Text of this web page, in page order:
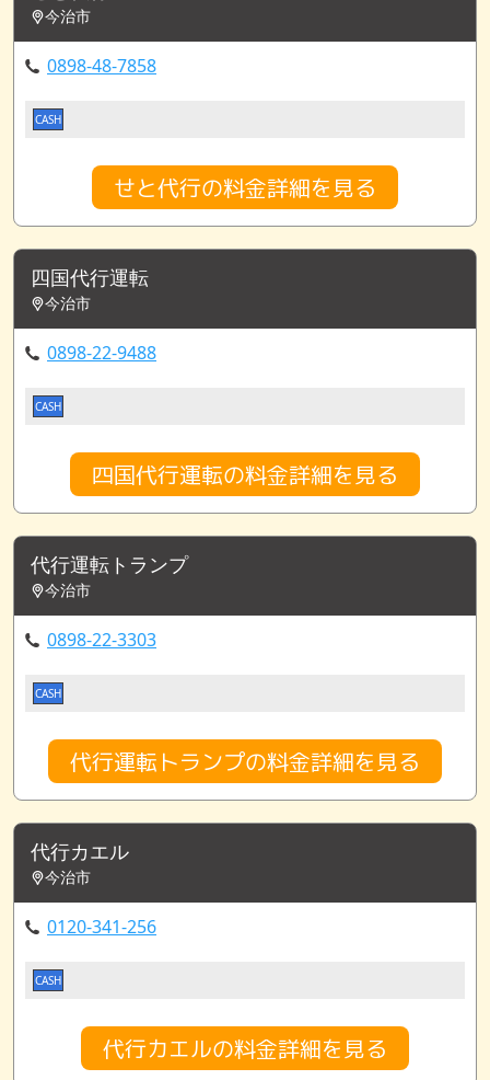
今治市
0898-48-7858
CASH
せと代行の料金詳細を見る
四国代行運転
今治市
0898-22-9488
CASH
四国代行運転の料金詳細を見る
代行運転トランプ
今治市
0898-22-3303
CASH
代行運転トランプの料金詳細を見る
代行カエル
今治市
0120-341-256
CASH
代行カエルの料金詳細を見る